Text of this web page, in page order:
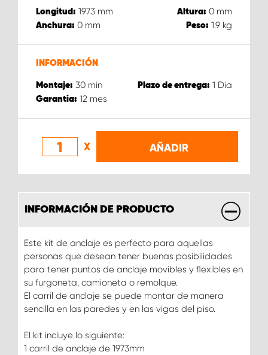
Longitud: 1973 mm Altura: 0 mm
Anchura: 0 mm Peso: 1.9 kg
INFORMACIÓN
Montaje: 30 min Plazo de entrega: 1 Dia
Garantia: 12 mes
X AÑADIR
INFORMACIÓN DE PRODUCTO
Este kit de anclaje es perfecto para aquellas
personas que desean tener buenas posibilidades
para tener puntos de anclaje movibles y flexibles en
su furgoneta, camioneta o remolque.
El carril de anclaje se puede montar de manera
sencilla en las paredes y en las vigas del piso.
El kit incluye lo siguiente:
1 carril de anclaje de 1973mm